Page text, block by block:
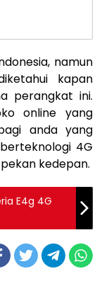
namun
kapan
perangkat ini.
online yang
anda yang
4G
kedepan.
E4g 4G